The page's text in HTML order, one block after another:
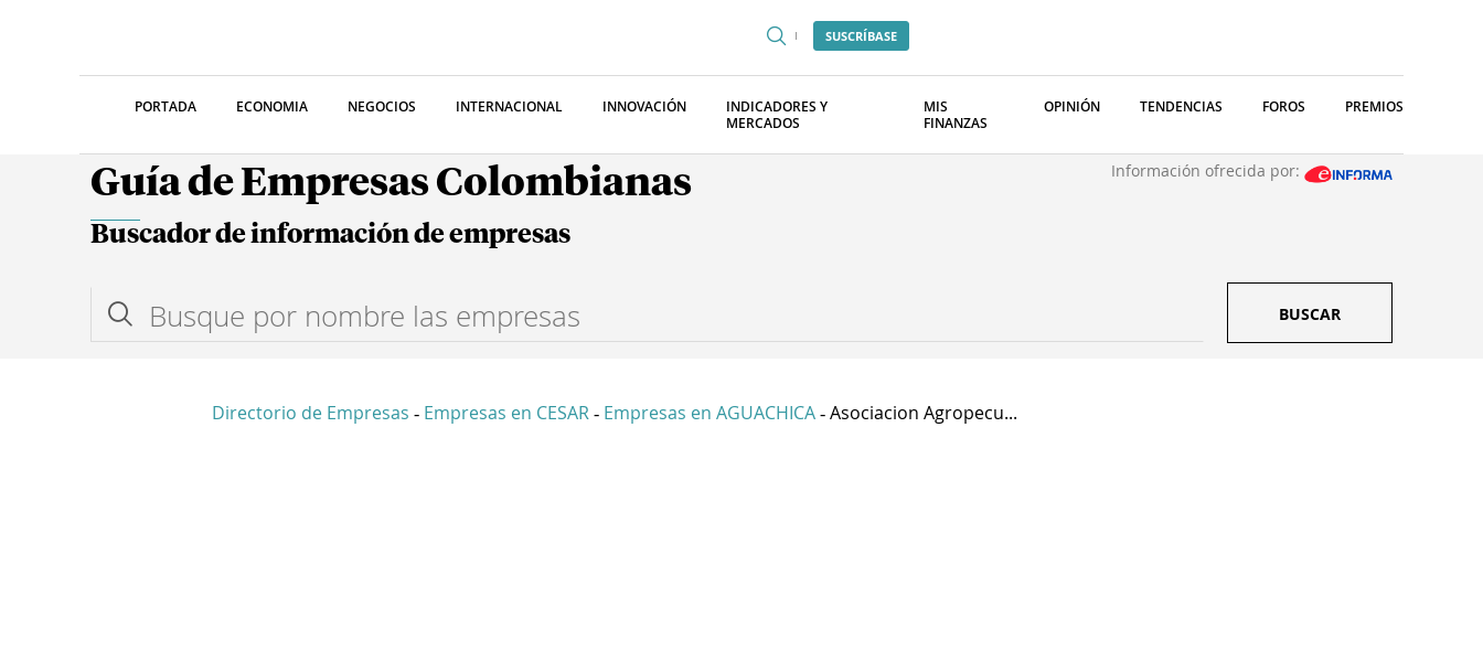
SUSCRÍBASE
PORTADA ECONOMIA NEGOCIOS INTERNACIONAL INNOVACIÓN
INDICADORES Y
MERCADOS
MIS
FINANZAS
OPINIÓN TENDENCIAS FOROS PREMIOS
Guía de Empresas Colombianas Información ofrecida por:
Buscador de información de empresas
BUSCAR
Directorio de Empresas - Empresas en CESAR - Empresas en AGUACHICA - Asociacion Agropecu...